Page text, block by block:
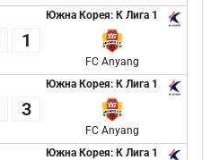
Южна Корея: К Лига 1
1
FC Anyang
Южна Корея: К Лига 1
3
FC Anyang
Южна Корея: К Лига 1